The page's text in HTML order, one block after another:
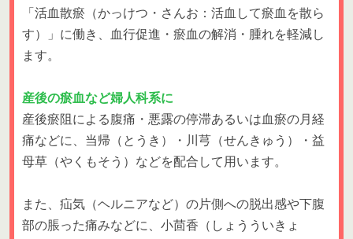
「活血散瘀（かっけつ・さんお：活血して瘀血を散ら
す）」に働き、血行促進・瘀血の解消・腫れを軽減し
ます。
産後の瘀血など婦人科系に
産後瘀阻による腹痛・悪露の停滞あるいは血瘀の月経
痛などに、当帰（とうき）・川芎（せんきゅう）・益
母草（やくもそう）などを配合して用います。
また、疝気（ヘルニアなど）の片側への脱出感や下腹
部の脹った痛みなどに、小茴香（しょうういきょ